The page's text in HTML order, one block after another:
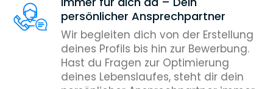
persönlicher Ansprechpartner
Wir begleiten dich von der Erstellung
deines Profils bis hin zur Bewerbung.
Hast du Fragen zur Optimierung
deines Lebenslaufes, steht dir dein